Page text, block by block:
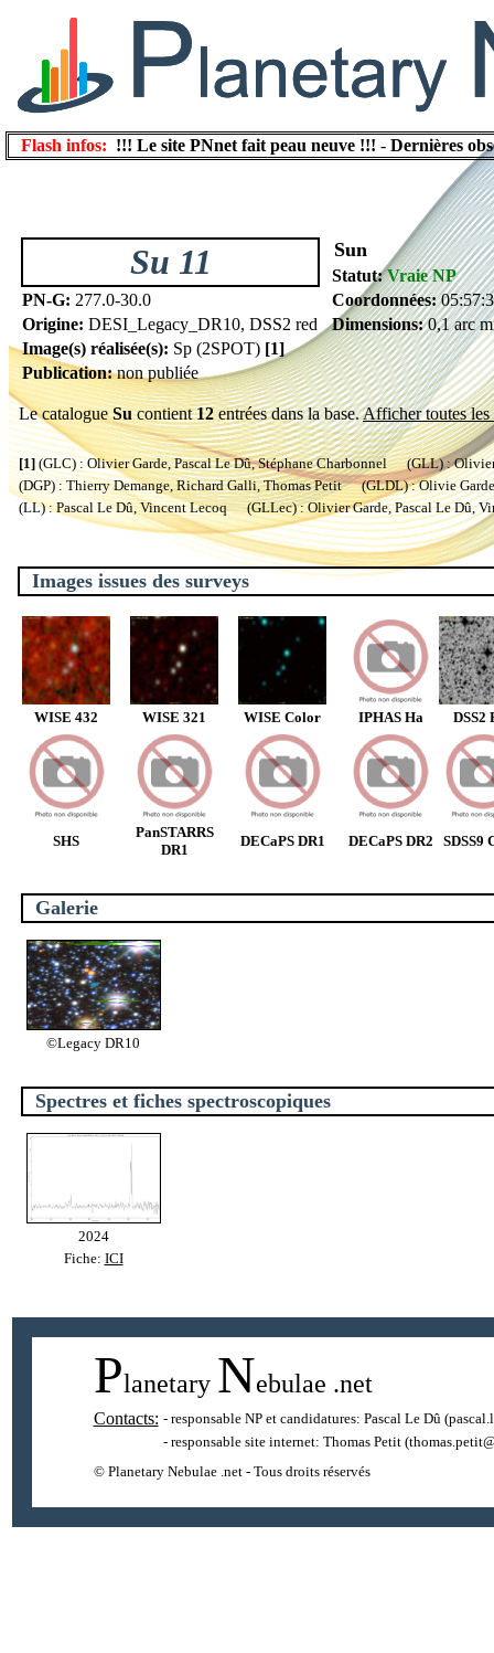
Flash infos: !!! Le site PNnet fait peau neuve !!! - Dernières
Su 11 Sun
Statut: Vraie NP
PN-G: 277.0-30.0 Coordonnées:
Origine: DESI_Legacy_DR10, DSS2 red Dimensions:0,1 arc
Image(s) réalisée(s): Sp (2SPOT) [1]
Publication:non publiée
Le catalogueSucontient12entrées dans la base.Afficher toutes les
[1](GLC) : Olivier Garde, Pascal Le Dû, Stéphane Charbonnel (GLL) :
(DGP) : Thierry Demange, Richard Galli, Thomas Petit (GLDL) : Olivie
(LL) : Pascal Le Dû, Vincent Lecoq (GLLec) : Olivier Garde, Pascal Le Dû,
Images issues des surveys
WISE 432 WISE 321 WISE Color IPHAS Ha DSS2
SHS
PanSTARRS
DR1
DECaPS DR1 DECaPS DR2 SDSS9
Galerie
©Legacy DR10
Spectres et fiches spectroscopiques
2024
Fiche: ICI
Planetary Nebulae .net
Contacts: - responsable NP et candidatures: Pascal Le Dû
- responsable site internet: Thomas Petit
© Planetary Nebulae .net - Tous droits réservés